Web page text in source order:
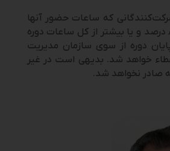
که ساعات حضور آنها
در جلسات دوره ۸۵ درصد و یا بیشتر از کل ساعات دوره
دوره از سوی سازمان مدیریت
خواهد شد. بدیهی است در غیر
صادر نخواهد شد.